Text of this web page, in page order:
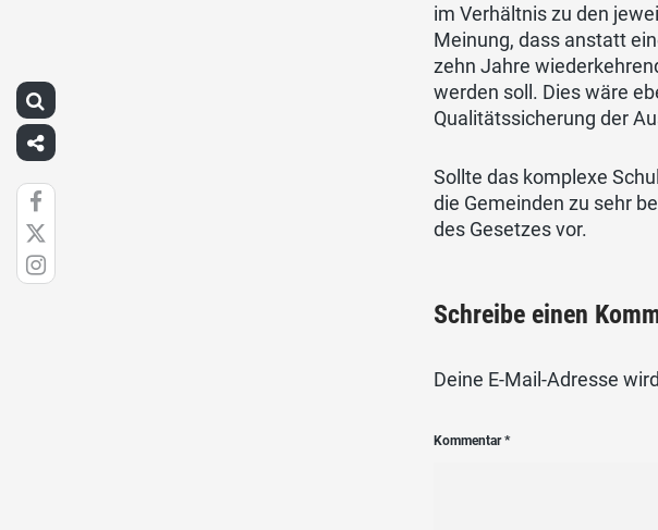
im Verhältnis zu den
Meinung, dass anstatt
zehn Jahre
werden soll. Dies wäre
Qualitätssicherung der
Sollte das komplexe
die Gemeinden zu sehr
des Gesetzes vor.
Schreibe einen
Deine E-Mail-Adresse
Kommentar*